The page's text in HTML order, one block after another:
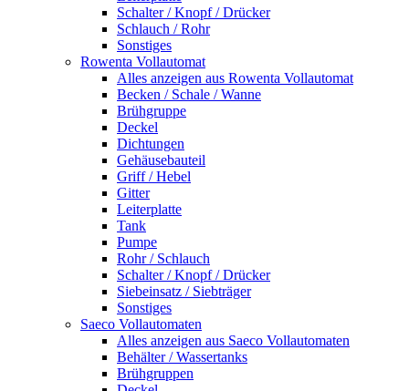
Schalter / Knopf / Drücker
Schlauch / Rohr
Sonstiges
Rowenta Vollautomat
Alles anzeigen aus Rowenta Vollautomat
Becken / Schale / Wanne
Brühgruppe
Deckel
Dichtungen
Gehäusebauteil
Griff / Hebel
Gitter
Leiterplatte
Tank
Pumpe
Rohr / Schlauch
Schalter / Knopf / Drücker
Siebeinsatz / Siebträger
Sonstiges
Saeco Vollautomaten
Alles anzeigen aus Saeco Vollautomaten
Behälter / Wassertanks
Brühgruppen